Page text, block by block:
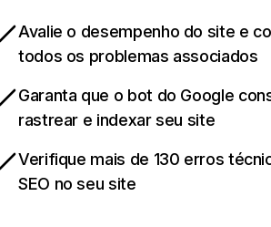
Avalie o desempenho do site e
todos os problemas associados
Garanta que o bot do Google
rastrear e indexar seu site
Verifique mais de 130 erros
SEO no seu site